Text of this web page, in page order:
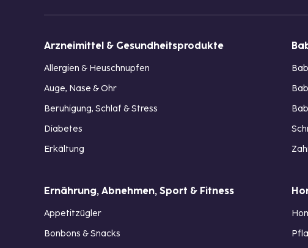
Arzneimittel & Gesundheitsprodukte
Allergien & Heuschnupfen
Auge, Nase & Ohr
Beruhigung, Schlaf & Stress
Diabetes
Erkältung
Ernährung, Abnehmen, Sport & Fitness
Appetitzügler
Bonbons & Snacks